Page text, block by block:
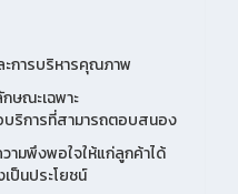
ารบริหารคุณภาพ
ะเฉพาะ
ริการที่สามารถตอบสนอง
งพอใจให้แก่ลูกค้าได้
ป็นประโยชน์